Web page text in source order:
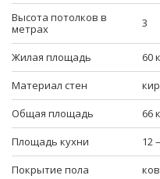
Высота потолков в
метрах
3
Жилая площадь
60
Материал стен
Общая площадь
66
Площадь кухни
12
Покрытие пола